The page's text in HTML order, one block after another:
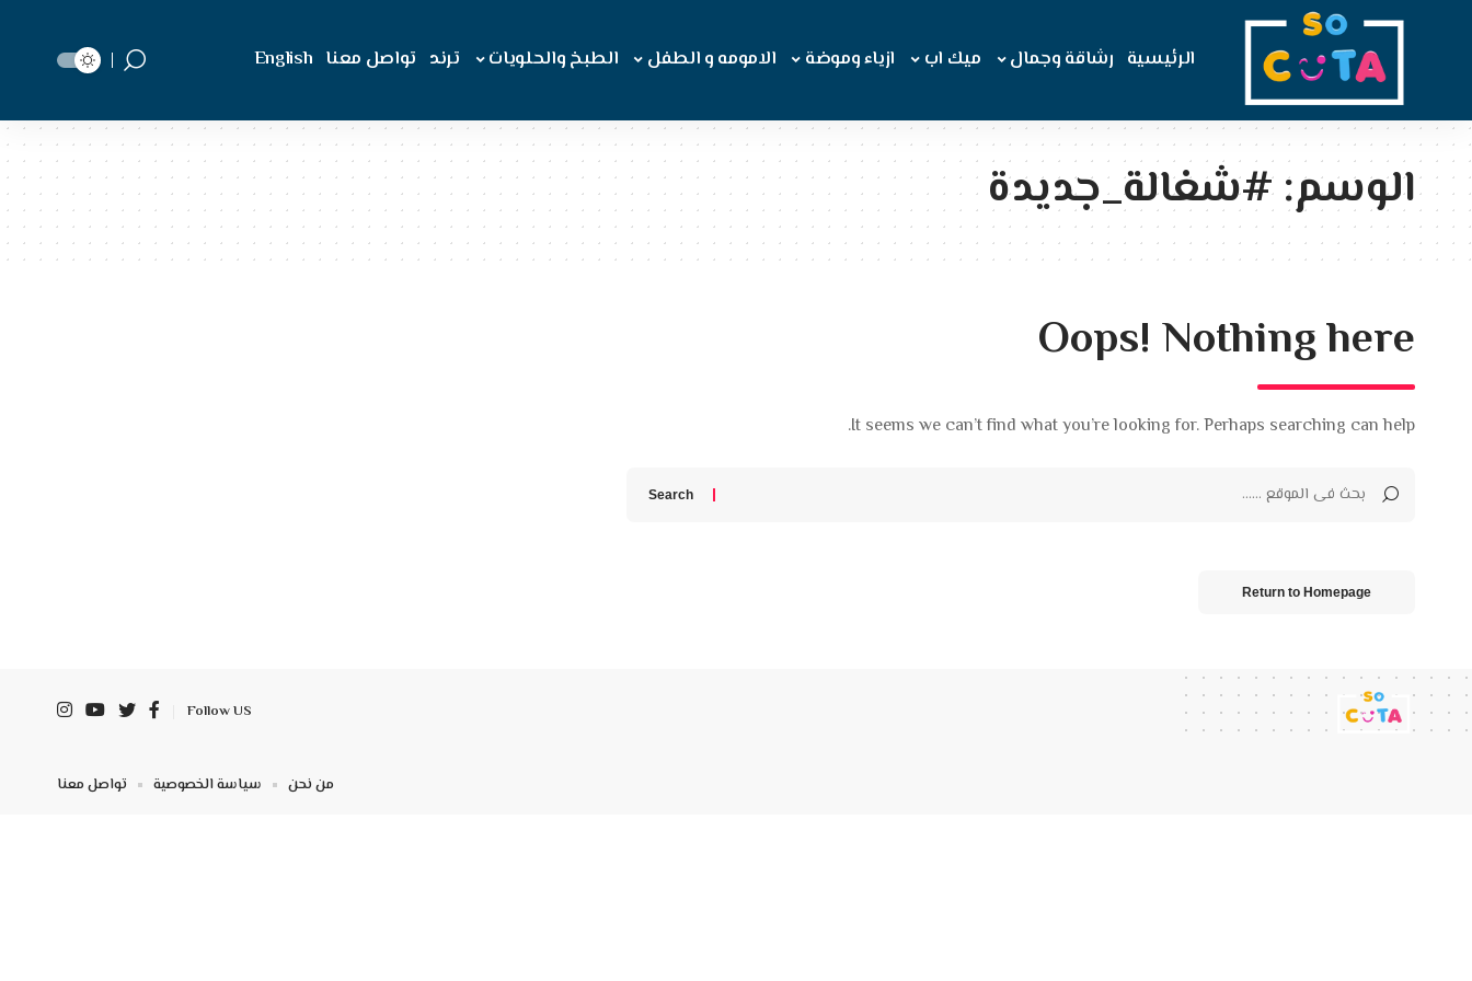
الرئيسية رشاقة وجمال ميك اب ازياء وموضة الامومه و الطفل الطبخ والحلويات ترند تواصل معنا English
الوسم:#شغالة_جديدة
Oops! Nothing here
It seems we can’t find what you’re looking for. Perhaps searching can help.
Return to Homepage
Follow US
من نحن سياسة الخصوصية تواصل معنا